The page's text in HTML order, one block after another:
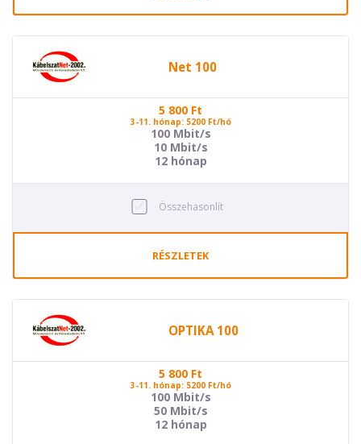
Net 100
5 800 Ft
3-11. hónap: 5200 Ft/hó
100 Mbit/s
10 Mbit/s
12 hónap
Összehasonlít
RÉSZLETEK
OPTIKA 100
5 800 Ft
3-11. hónap: 5200 Ft/hó
100 Mbit/s
50 Mbit/s
12 hónap